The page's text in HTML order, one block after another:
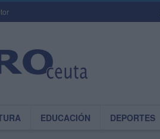
EDUCACIÓN DEPORTES